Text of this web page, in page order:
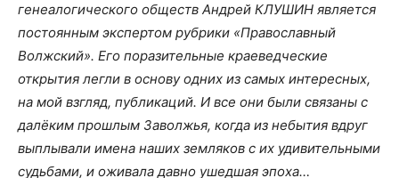
генеалогического обществ Андрей КЛУШИН является
постоянным экспертом рубрики «Православный
Волжский». Его поразительные краеведческие
открытия легли в основу одних из самых интересных,
на мой взгляд, публикаций. И все они были связаны с
далёким прошлым Заволжья, когда из небытия вдруг
выплывали имена наших земляков с их удивительными
судьбами, и оживала давно ушедшая эпоха…